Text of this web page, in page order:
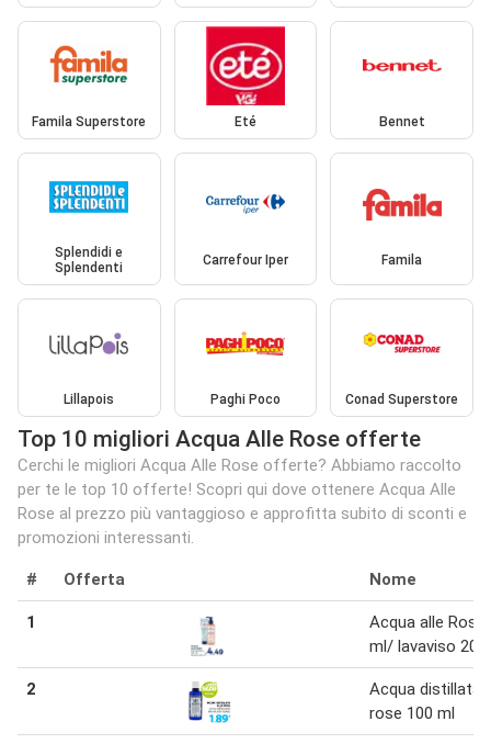
Famila Superstore Eté Bennet
Splendidi e
Splendenti
Carrefour Iper Famila
Lillapois Paghi Poco Conad Superstore
Top 10 migliori Acqua Alle Rose offerte
Cerchi le migliori Acqua Alle Rose offerte? Abbiamo raccolto
per te le top 10 offerte! Scopri qui dove ottenere Acqua Alle
Rose al prezzo più vantaggioso e approfitta subito di sconti e
promozioni interessanti.
# Offerta Nome
1
Acqua alle Rose
ml/ lavaviso 200
2
Acqua distillata
rose 100 ml